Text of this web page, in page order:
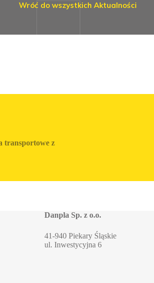
Wróć do wszystkich Aktualności
transportowe z
Danpla Sp. z o.o.
41-940 Piekary Śląskie
ul. Inwestycyjna 6